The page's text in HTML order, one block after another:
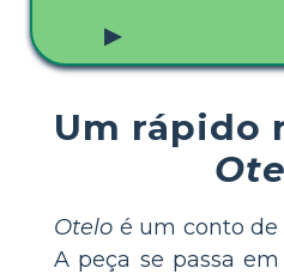
▶
Um rápido
Otelo é um conto
A peça se passa